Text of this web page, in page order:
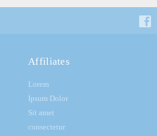
Affiliates
Lorem
Ipsum Dolor
Sit amet
consectetur